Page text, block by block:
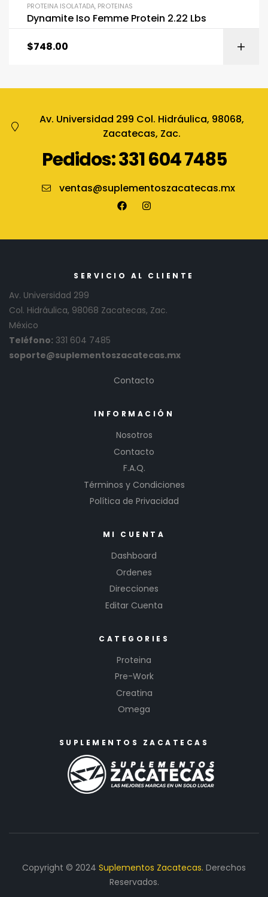
PROTEINA ISOLATADA, PROTEINAS
Dynamite Iso Femme Protein 2.22 Lbs
$748.00
Av. Universidad 299 Col. Hidráulica, 98068,
Zacatecas, Zac.
Pedidos: 331 604 7485
ventas@suplementoszacatecas.mx
SERVICIO AL CLIENTE
Av. Universidad 299
Col. Hidráulica, 98068 Zacatecas, Zac.
México
Teléfono: 331 604 7485
soporte@suplementoszacatecas.mx
Contacto
INFORMACIÓN
Nosotros
Contacto
F.A.Q.
Términos y Condiciones
Política de Privacidad
MI CUENTA
Dashboard
Ordenes
Direcciones
Editar Cuenta
CATEGORIES
Proteina
Pre-Work
Creatina
Omega
SUPLEMENTOS ZACATECAS
Copyright © 2024 Suplementos Zacatecas. Derechos
Reservados.